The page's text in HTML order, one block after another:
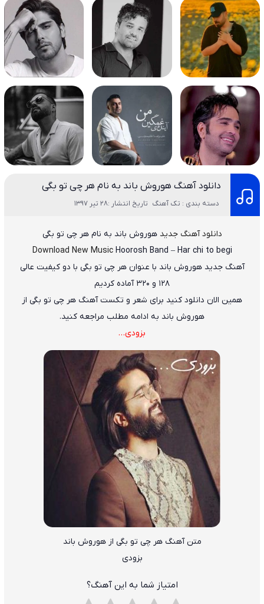
دانلود آهنگ هوروش باند به نام هر چی تو بگی
دسته بندی : تک آهنگ تاریخ انتشار :28 تیر 1397
دانلود آهنگ جدید هوروش باند به نامهر چی تو بگی
Download New Music Hoorosh Band – Har chi to begi
آهنگ جدیدهوروش باند با عنوانهر چی تو بگی با دو کیفیت عالی
۱۲۸ و ۳۲۰ آماده کردیم
همین الان دانلود کنید برای شعر و تکست آهنگ هر چی تو بگی از
هوروش باند به ادامه مطلب مراجعه کنید.
بزودی…
متن آهنگ هر چی تو بگی از هوروش باند
بزودی
امتیاز شما به این آهنگ؟